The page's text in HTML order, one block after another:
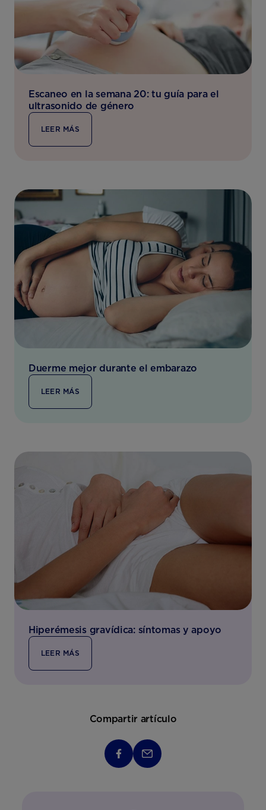
Escaneo en la semana 20: tu guía para el
ultrasonido de género
LEER MÁS
Duerme mejor durante el embarazo
LEER MÁS
Hiperémesis gravídica: síntomas y apoyo
LEER MÁS
Compartir artículo